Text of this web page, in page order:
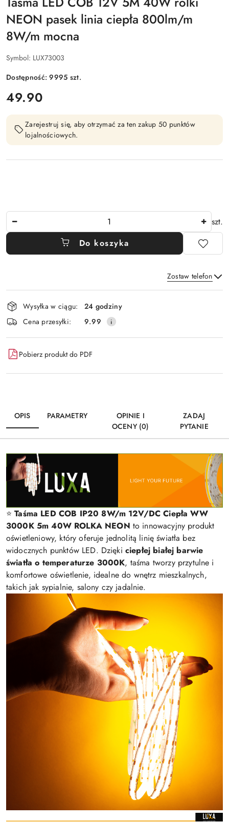
NEON pasek linia ciepła 800lm/m
8W/m mocna
Symbol: LUX73003
Dostępność:9995 szt.
cena:
49.90
Zarejestruj się, aby otrzymać za ten zakup 50 punktów
lojalnościowych.
szt.
Do koszyka
Zostaw telefon
Wyślij
Dostępność
i
dostawa
Wysyłka w ciągu:
24 godziny
Cena przesyłki:
9.99
Pobierz produkt do PDF
OPIS PARAMETRY
OPINIE I
OCENY (0)
ZADAJ
PYTANIE
⭐Taśma LED COB IP20 8W/m 12V/DC Ciepła WW
3000K 5m 40W ROLKA NEON to innowacyjny produkt
oświetleniowy, który oferuje jednolitą linię światła bez
widocznych punktów LED. Dzięki ciepłej białej barwie
światła o temperaturze 3000K, taśma tworzy przytulne i
komfortowe oświetlenie, idealne do wnętrz mieszkalnych,
takich jak sypialnie, salony czy jadalnie.